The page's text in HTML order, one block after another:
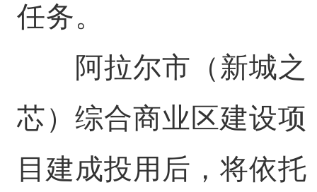
任务。
阿拉尔市（新城之
芯）综合商业区建设项
目建成投用后，将依托